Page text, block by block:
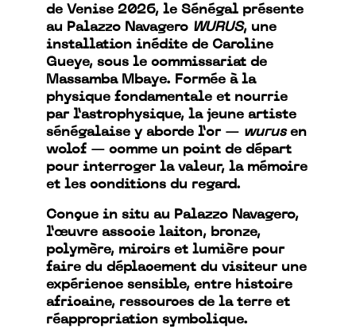
de Venise 2026, le Sénégal présente
au Palazzo Navagero WURUS, une
installation inédite de Caroline
Gueye, sous le commissariat de
Massamba Mbaye. Formée à la
physique fondamentale et nourrie
par l’astrophysique, la jeune artiste
sénégalaise y aborde l’or — wurusen
wolof — comme un point de départ
pour interroger la valeur, la mémoire
et les conditions du regard.
Conçue in situ au Palazzo Navagero,
l’œuvre associe laiton, bronze,
polymère, miroirs et lumière pour
faire du déplacement du visiteur une
expérience sensible, entre histoire
africaine, ressources de la terre et
réappropriation symbolique.